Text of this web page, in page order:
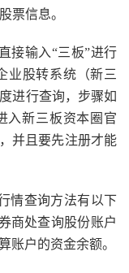
票信息。
接输入“三板”进行
业股转系统（新三
进行查询，步骤如
入新三板资本圈官
并且要先注册才能
情查询方法有以下
商处查询股份账户
账户的资金余额。